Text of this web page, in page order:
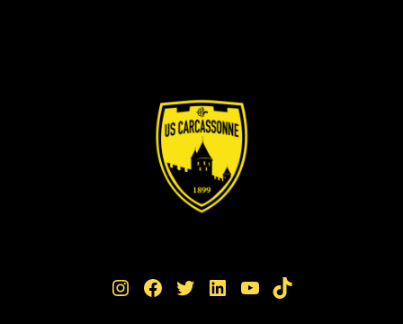
Instagram Facebook Twitter LinkedIn YouTube TikTok